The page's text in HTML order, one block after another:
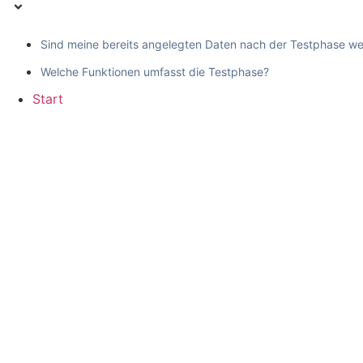
Sind meine bereits angelegten Daten nach der Testphase
Welche Funktionen umfasst die Testphase?
Start